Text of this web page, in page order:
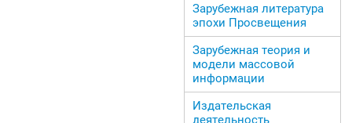
Зарубежная литература
эпохи Просвещения
Зарубежная теория и
модели массовой
информации
Издательская
деятельность